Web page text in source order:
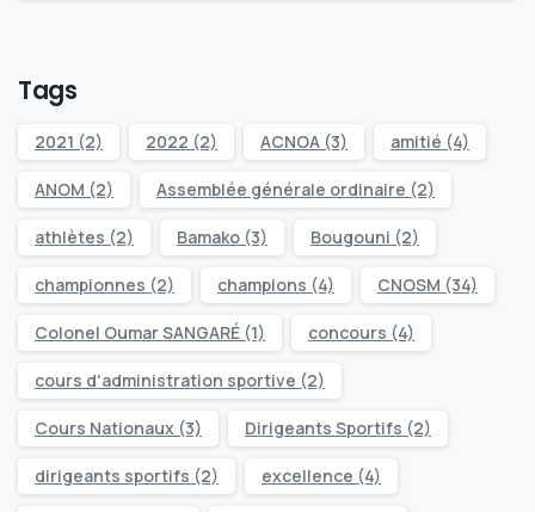
Tags
2021 (2) 2022 (2) ACNOA (3) amitié (4)
ANOM (2) Assemblée générale ordinaire (2)
athlètes (2) Bamako (3) Bougouni (2)
championnes (2) champions (4) CNOSM (34)
Colonel Oumar SANGARÉ (1) concours (4)
cours d'administration sportive (2)
Cours Nationaux (3) Dirigeants Sportifs (2)
dirigeants sportifs (2) excellence (4)